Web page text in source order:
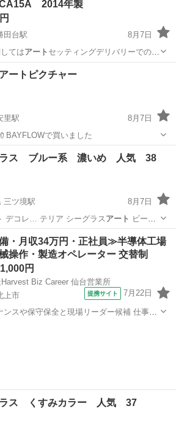
2014年製
田台駅
8月7日
に関してはアート セッティングデリバリーでの対
田台駅 鍵盤楽器、ピアノ
ートピクチャー
里駅
8月7日
BAYFLOWで買いました
その他
ラス ブルー系 濃いめ 人気 38
三ツ境駅
8月7日
デコレ… テリア シーグラス アート ビーチ
駅 生活雑貨 シーグラス
・月収34万円・正社員≫半導体工場
操作・製造オペレーター 交替制
円
Biz Career 仙台営業所
上市
提携サイト 7月22日
や保守保全と現場リーダー候補 仕事内
ラス くすみカラー 人気 37